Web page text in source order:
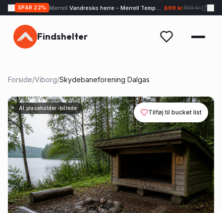
SPAR 22% Merrell Vandresko herre - Merrell Tempo EXP - Sand 699 kr.899 kr.
Findshelter
Forside/Viborg/Skydebaneforening Dalgas
AI placeholder-billede
Tilføj til bucket list